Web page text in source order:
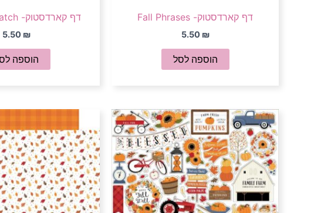
דף קארדסטוק- Fall Phrases
5.50 ₪
הוספה לסל
דף קארדסטוק- Pumpkin Patch
5.50 ₪
הוספה